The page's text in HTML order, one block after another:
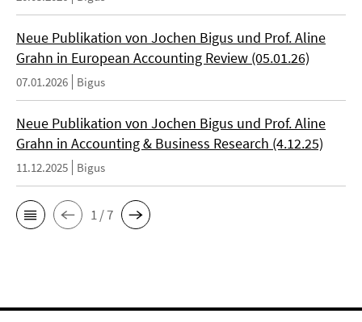
Neue Publikation von Jochen Bigus und Prof. Aline
Grahn in European Accounting Review (05.01.26)
07.01.2026 Bigus
Neue Publikation von Jochen Bigus und Prof. Aline
Grahn in Accounting & Business Research (4.12.25)
11.12.2025 Bigus
1 / 7